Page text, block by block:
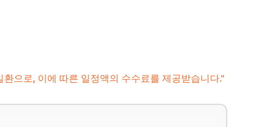
으로, 이에 따른 일정액의 수수료를 제공받습니다."